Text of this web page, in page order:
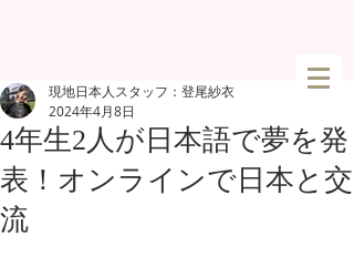
4年生2人が日本語で夢を発
表！オンラインで日本と交
流
現地日本人スタッフ：登尾紗衣
2024年4月8日